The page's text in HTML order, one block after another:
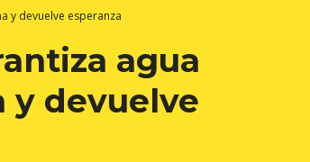
y devuelve esperanza
agua
y devuelve